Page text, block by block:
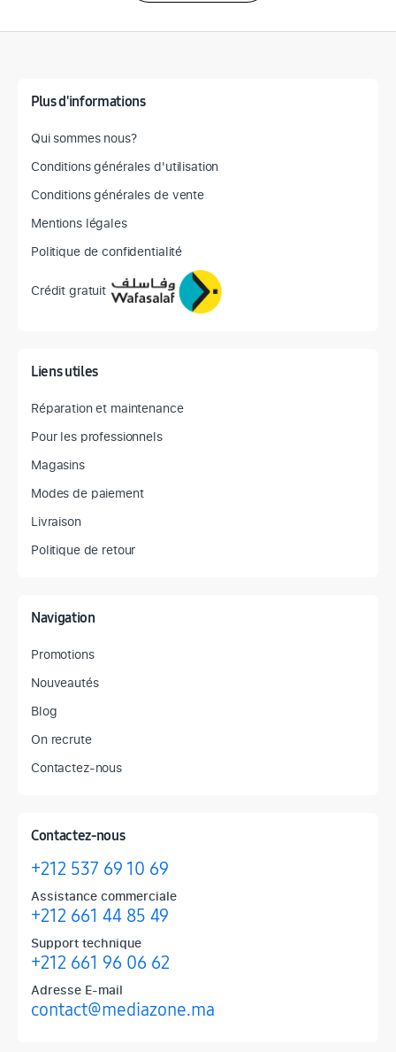
Plus d'informations
Qui sommes nous?
Conditions générales d'utilisation
Conditions générales de vente
Mentions légales
Politique de confidentialité
Crédit gratuit
Liens utiles
Réparation et maintenance
Pour les professionnels
Magasins
Modes de paiement
Livraison
Politique de retour
Navigation
Promotions
Nouveautés
Blog
On recrute
Contactez-nous
Contactez-nous
+212 537 69 10 69
Assistance commerciale
+212 661 44 85 49
Support technique
+212 661 96 06 62
Adresse E-mail
contact@mediazone.ma